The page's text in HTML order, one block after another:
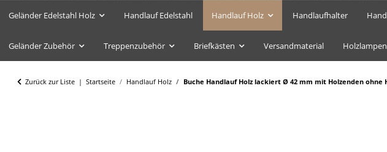
Geländer Edelstahl Holz Handlauf Edelstahl Handlauf Holz Handlaufhalter
Geländer Zubehör Treppenzubehör Briefkästen Versandmaterial Holzlampen
Zurück zur Liste Startseite Handlauf Holz Buche Handlauf Holz lackiert Ø 42 mm mit Holzenden ohne